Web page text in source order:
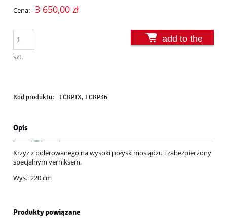
Cena: 3 650,00 zł
szt.
add to the
Kod produktu: LCKPTX, LCKP36
Opis
Krzyż z polerowanego na wysoki połysk mosiądzu i zabezpieczony
specjalnym verniksem.
Wys.: 220 cm
Produkty powiązane